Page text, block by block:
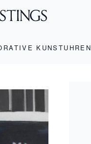
KUNSTUHREN